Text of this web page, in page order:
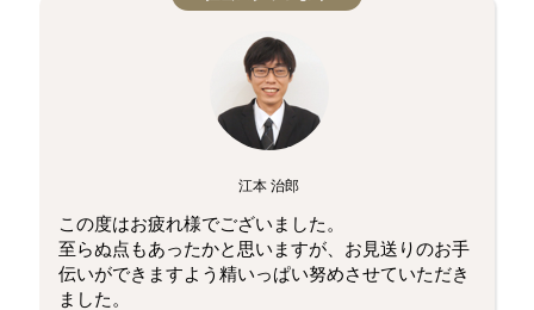
江本 治郎
この度はお疲れ様でございました。
至らぬ点もあったかと思いますが、お見送りのお手
伝いができますよう精いっぱい努めさせていただき
ました。